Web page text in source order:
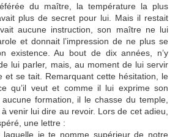
du maître, la température la plus
plus de secret pour lui. Mais il restait
aucune instruction, son maître ne lui
et donnait l’impression de ne plus se
existence. Au bout de dix années, n’y
lui parler, mais, au moment de lui servir
et se tait. Remarquant cette hésitation, le
qu’il veut et comme il lui exprime son
formation, il le chasse du temple,
venir lui dire au revoir. Lors de cet adieu,
une lettre :
je te nomme supérieur de notre